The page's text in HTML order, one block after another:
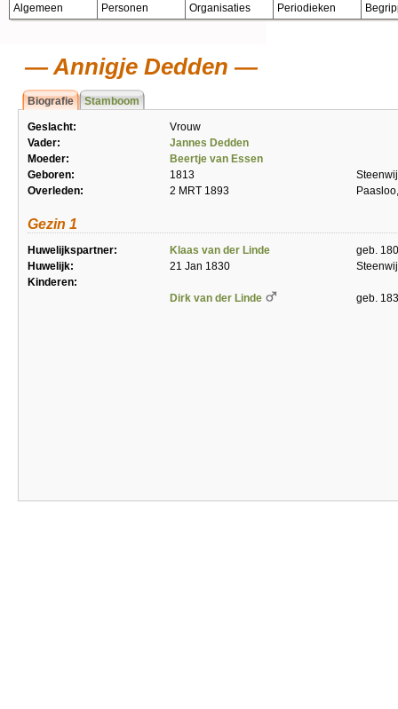
Algemeen Personen Organisaties Periodieken
Annigje Dedden
Biografie Stamboom
Geslacht:
Vrouw
Vader:
Jannes Dedden
Moeder:
Beertje van Essen
Geboren:
1813
Overleden:
2 MRT 1893
Gezin 1
Huwelijkspartner: Klaas van der Linde
geb.
Huwelijk:
21 Jan 1830
Kinderen:
Dirk van der Linde
geb.